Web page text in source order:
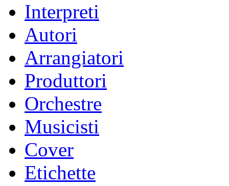
Interpreti
Autori
Arrangiatori
Produttori
Orchestre
Musicisti
Cover
Etichette